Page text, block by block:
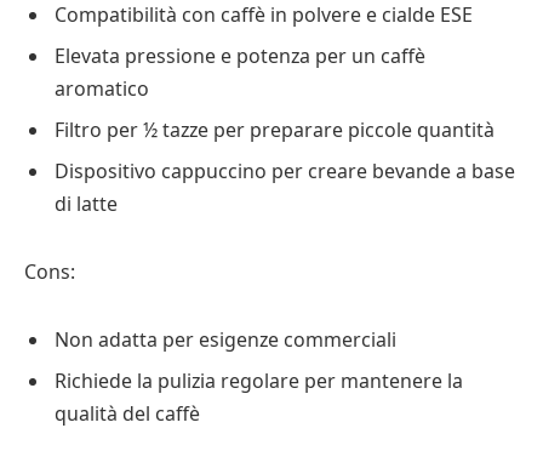
Compatibilità con caffè in polvere e cialde ESE
Elevata pressione e potenza per un caffè
aromatico
Filtro per ½ tazze per preparare piccole quantità
Dispositivo cappuccino per creare bevande a base
di latte
Cons:
Non adatta per esigenze commerciali
Richiede la pulizia regolare per mantenere la
qualità del caffè